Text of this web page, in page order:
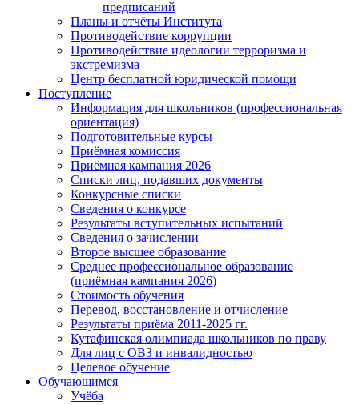
предписаний
Планы и отчёты Института
Противодействие коррупции
Противодействие идеологии терроризма и
экстремизма
Центр бесплатной юридической помощи
Поступление
Информация для школьников (профессиональная
ориентация)
Подготовительные курсы
Приёмная комиссия
Приёмная кампания 2026
Списки лиц, подавших документы
Конкурсные списки
Сведения о конкурсе
Результаты вступительных испытаний
Сведения о зачислении
Второе высшее образование
Среднее профессиональное образование
(приёмная кампания 2026)
Стоимость обучения
Перевод, восстановление и отчисление
Результаты приёма 2011-2025 гг.
Кутафинская олимпиада школьников по праву
Для лиц с ОВЗ и инвалидностью
Целевое обучение
Обучающимся
Учёба